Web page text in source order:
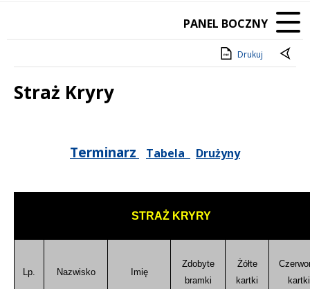
PANEL BOCZNY
Drukuj
Straż Kryry
Terminarz Tabela Drużyny
STRAŻ KRYRY
Lp. Nazwisko Imię
Zdobyte
bramki
Żółte
kartki
kartki